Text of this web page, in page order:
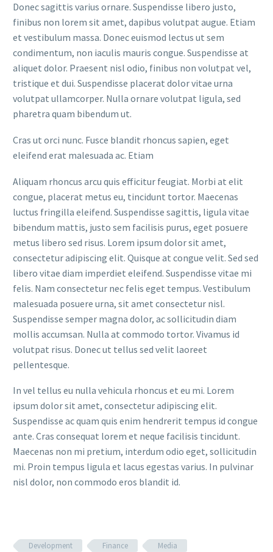
Donec sagittis varius ornare. Suspendisse libero justo,
finibus non lorem sit amet, dapibus volutpat augue. Etiam
et vestibulum massa. Donec euismod lectus ut sem
condimentum, non iaculis mauris congue. Suspendisse at
aliquet dolor. Praesent nisl odio, finibus non volutpat vel,
tristique et dui. Suspendisse placerat dolor vitae urna
volutpat ullamcorper. Nulla ornare volutpat ligula, sed
pharetra quam bibendum ut.
Cras ut orci nunc. Fusce blandit rhoncus sapien, eget
eleifend erat malesuada ac. Etiam
Aliquam rhoncus arcu quis efficitur feugiat. Morbi at elit
congue, placerat metus eu, tincidunt tortor. Maecenas
luctus fringilla eleifend. Suspendisse sagittis, ligula vitae
bibendum mattis, justo sem facilisis purus, eget posuere
metus libero sed risus. Lorem ipsum dolor sit amet,
consectetur adipiscing elit. Quisque at congue velit. Sed sed
libero vitae diam imperdiet eleifend. Suspendisse vitae mi
felis. Nam consectetur nec felis eget tempus. Vestibulum
malesuada posuere urna, sit amet consectetur nisl.
Suspendisse semper magna dolor, ac sollicitudin diam
mollis accumsan. Nulla at commodo tortor. Vivamus id
volutpat risus. Donec ut tellus sed velit laoreet
pellentesque.
In vel tellus eu nulla vehicula rhoncus et eu mi. Lorem
ipsum dolor sit amet, consectetur adipiscing elit.
Suspendisse ac quam quis enim hendrerit tempus id congue
ante. Cras consequat lorem et neque facilisis tincidunt.
Maecenas non mi pretium, interdum odio eget, sollicitudin
mi. Proin tempus ligula et lacus egestas varius. In pulvinar
nisl dolor, non commodo eros blandit id.
Development Finance
Media